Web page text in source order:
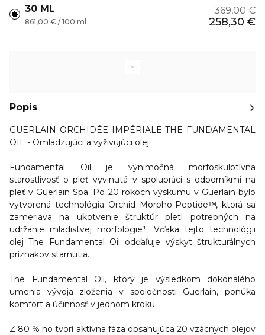
30 ML 369,00 €
258,30 €
861,00 € / 100 ml
Popis
GUERLAIN ORCHIDÉE IMPÉRIALE THE FUNDAMENTAL
OIL - Omladzujúci a vyživujúci olej
Fundamental Oil je výnimočná morfoskulptívna
starostlivosť o pleť vyvinutá v spolupráci s odborníkmi na
pleť v Guerlain Spa. Po 20 rokoch výskumu v Guerlain bylo
vytvorená technológia Orchid Morpho-Peptideᵀᴹ, ktorá sa
zameriava na ukotvenie štruktúr pleti potrebných na
udržanie mladistvej morfológie¹. Vďaka tejto technológii
olej The Fundamental Oil odďaľuje výskyt štrukturálnych
príznakov starnutia.
The Fundamental Oil, ktorý je výsledkom dokonalého
umenia vývoja zloženia v spoločnosti Guerlain, ponúka
komfort a účinnosť v jednom kroku.
Z 80 % ho tvorí aktívna fáza obsahujúca 20 vzácnych olejov